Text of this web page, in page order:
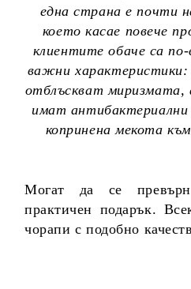
една страна е почти
което касае повече
клиентите обаче са
важни характеристики:
отблъскват миризмата,
имат антибактериални
копринена мекота
Могат да се
практичен подарък.
чорапи с подобно